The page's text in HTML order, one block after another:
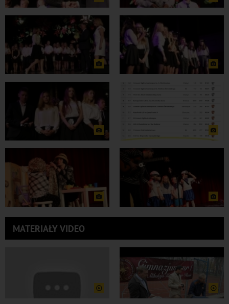
MATERIAŁY VIDEO